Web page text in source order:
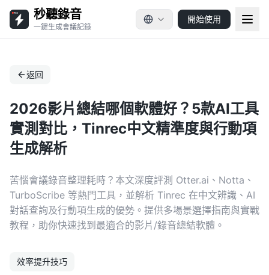
秒聽錄音
一鍵生成會議記錄
開始使用
返回
2026影片總結哪個軟體好？5款AI工具
實測對比，Tinrec中文精準度與行動項
生成解析
苦惱會議錄音整理耗時？本文深度評測 Otter.ai、Notta、
TurboScribe 等熱門工具，並解析 Tinrec 在中文辨識、AI
對話查詢及行動項生成的優勢。提供多場景選擇指南與實戰
教程，助你快速找到最適合的影片/錄音總結軟體。
效率提升技巧